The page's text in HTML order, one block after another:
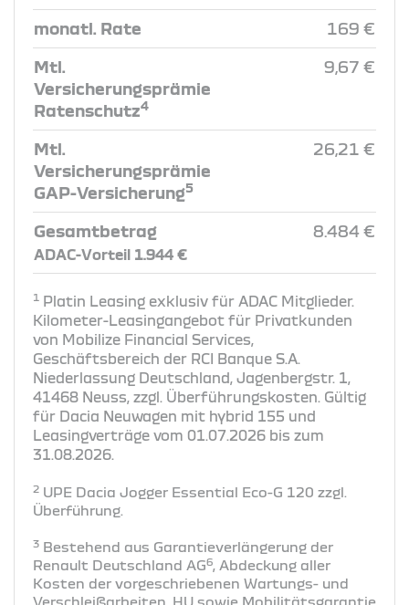
monatl. Rate 169 €
Mtl.
Versicherungsprämie
Ratenschutz4
9,67 €
Mtl.
Versicherungsprämie
GAP-Versicherung5
26,21 €
Gesamtbetrag
ADAC-Vorteil 1.944 €
8.484 €
1 Platin Leasing exklusiv für ADAC Mitglieder.
Kilometer-Leasingangebot für Privatkunden
von Mobilize Financial Services,
Geschäftsbereich der RCI Banque S.A.
Niederlassung Deutschland, Jagenbergstr. 1,
41468 Neuss, zzgl. Überführungskosten. Gültig
für Dacia Neuwagen mit hybrid 155 und
Leasingverträge vom 01.07.2026 bis zum
31.08.2026.
2 UPE Dacia Jogger Essential Eco-G 120 zzgl.
Überführung​.
3 Bestehend aus Garantieverlängerung der
Renault Deutschland AG6
, Abdeckung aller
Kosten der vorgeschriebenen Wartungs- und
Verschleißarbeiten, HU sowie Mobilitätsgarantie